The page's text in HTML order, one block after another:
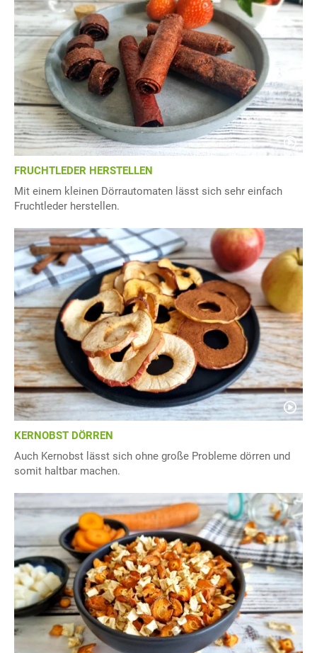
FRUCHTLEDER HERSTELLEN
Mit einem kleinen Dörrautomaten lässt sich sehr einfach
Fruchtleder herstellen.
KERNOBST DÖRREN
Auch Kernobst lässt sich ohne große Probleme dörren und
somit haltbar machen.